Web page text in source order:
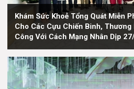
Khám Sức Khoẻ Tổng Quát Miễn
Cho Các Cựu Chiến Binh, Thương
Công Với Cách Mạng Nhân Dịp